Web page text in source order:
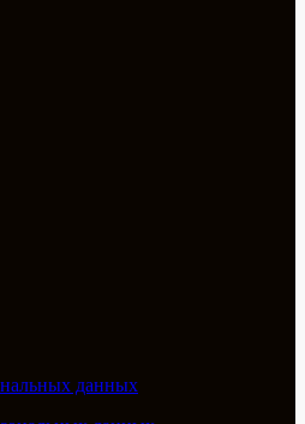
данных